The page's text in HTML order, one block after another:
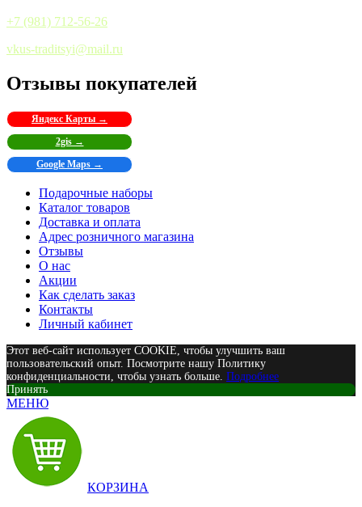
+7 (981) 712-56-26
vkus-traditsyi@mail.ru
Отзывы покупателей
Яндекс Карты →
2gis →
Google Maps →
Подарочные наборы
Каталог товаров
Доставка и оплата
Адрес розничного магазина
Отзывы
О нас
Акции
Как сделать заказ
Контакты
Личный кабинет
Этот веб-сайт использует COOKIE, чтобы улучшить ваш
пользовательский опыт. Посмотрите нашу Политику
конфиденциальности, чтобы узнать больше. Подробнее
Принять
МЕНЮ
КОРЗИНА